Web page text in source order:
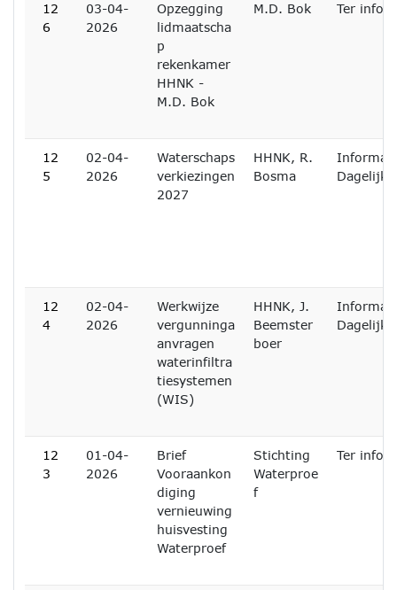
12
6
03-04-
2026
Opzegging
lidmaatscha
p
rekenkamer
HHNK -
M.D. Bok
M.D. Bok Ter
12
5
02-04-
2026
Waterschaps
verkiezingen
2027
HHNK, R.
Bosma
12
4
02-04-
2026
Werkwijze
vergunninga
anvragen
waterinfiltra
tiesystemen
(WIS)
HHNK, J.
Beemster
boer
12
3
01-04-
2026
Brief
Vooraankon
diging
vernieuwing
huisvesting
Waterproef
Stichting
Waterproe
f
Ter